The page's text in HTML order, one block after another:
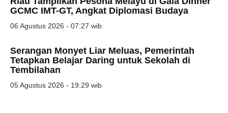
GCMC IMT-GT, Angkat Diplomasi Budaya
06 Agustus 2026 - 07:27 wib
Serangan Monyet Liar Meluas, Pemerintah
Tetapkan Belajar Daring untuk Sekolah di
Tembilahan
05 Agustus 2026 - 19:29 wib